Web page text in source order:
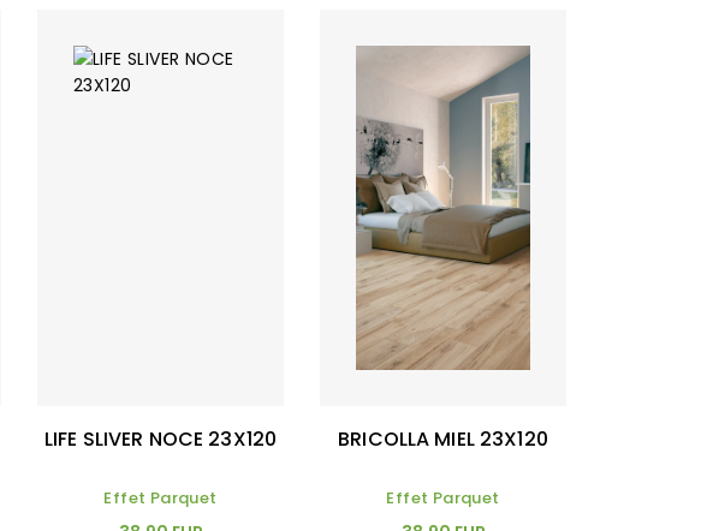
LIFE SLIVER NOCE 23X120
Effet Parquet
BRICOLLA MIEL 23X120
Effet Parquet